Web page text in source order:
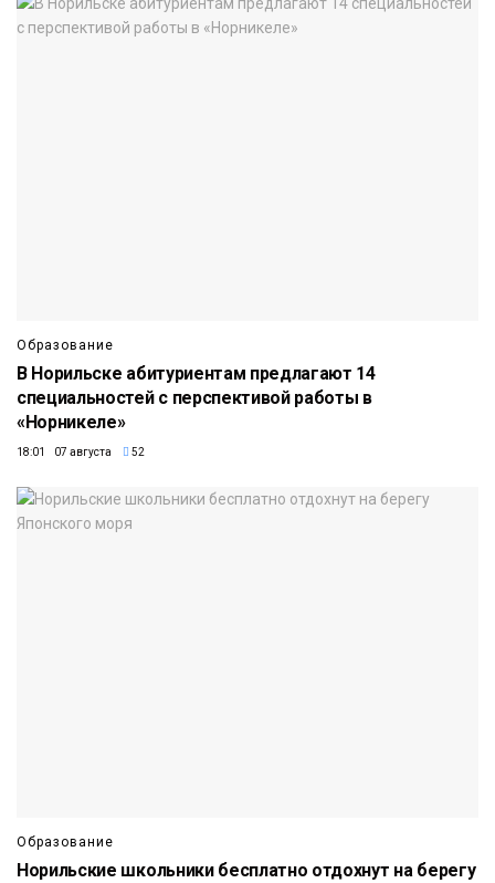
Образование
В Норильске абитуриентам предлагают 14
специальностей с перспективой работы в
«Норникеле»
18:01 07 августа 52
Образование
Норильские школьники бесплатно отдохнут на берегу